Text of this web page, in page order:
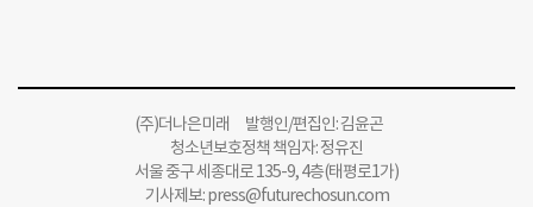
(주)더나은미래 발행인/편집인: 김윤곤
청소년보호정책 책임자: 정유진
서울 중구 세종대로 135-9, 4층(태평로1가)
기사제보:press@futurechosun.com